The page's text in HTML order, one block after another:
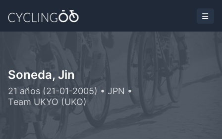
Soneda, Jin
21 años (21-01-2005) • JPN •
Team UKYO (UKO)